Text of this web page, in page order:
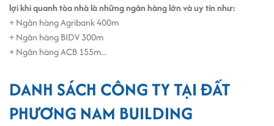
lợi khi quanh tòa nhà là những ngân hàng lớn và uy tín như:
+ Ngân hàng Agribank 400m
+ Ngân hàng BIDV 300m
+ Ngân hàng ACB 155m...
DANH SÁCH CÔNG TY TẠI ĐẤT
PHƯƠNG NAM BUILDING